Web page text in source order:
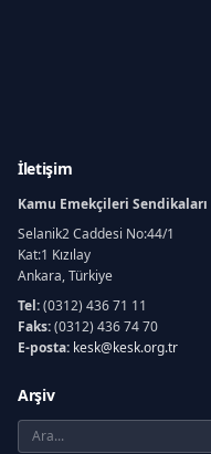
İletişim
Kamu Emekçileri
Selanik2 Caddesi No:44/1
Kat:1 Kızılay
Ankara, Türkiye
Tel:(0312) 436 71 11
Faks:(0312) 436 74 70
E-posta: kesk@kesk.org.tr
Arşiv